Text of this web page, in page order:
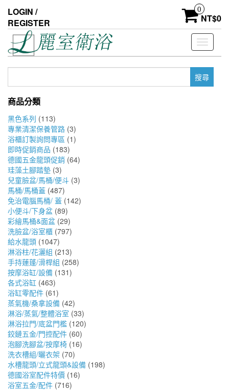
the
content
LOGIN /
REGISTER
0
NT$0
Toggle
鍵
商品分類
黑色系列 (113)
專業清潔保養管路 (3)
浴櫃訂製詢問專區 (1)
即時促銷商品 (183)
德國五金龍頭促銷 (64)
珪藻土腳踏墊 (3)
兒童臉盆/馬桶/便斗 (3)
馬桶/馬桶蓋 (487)
免治電腦馬桶/ 蓋 (142)
小便斗/下身盆 (89)
彩繪馬桶&面盆 (29)
洗臉盆/浴室櫃 (797)
給水龍頭 (1047)
淋浴柱/花灑組 (213)
手持蓮蓬/滑桿組 (258)
按摩浴缸/設備 (131)
各式浴缸 (463)
浴缸零配件 (61)
蒸氣機/桑拿設備 (42)
淋浴/蒸氣/整體浴室 (33)
淋浴拉門/底盆門檻 (120)
鉸鏈五金/門控配件 (60)
泡腳洗腳盆/按摩椅 (16)
洗衣槽組/曬衣架 (70)
水槽龍頭/立式龍頭&設備 (198)
德國浴室配件特價 (16)
浴室五金/配件 (716)